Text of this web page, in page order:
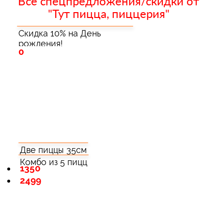
"Тут пицца, пиццерия"
Скидка 10% на День
рождения!
0
Комбо из 5 пицц
2499
Две пиццы 35см
1350